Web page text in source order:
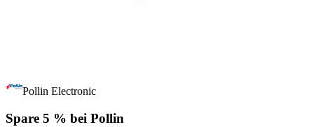
Pollin Electronic
Spare 5 % bei Pollin